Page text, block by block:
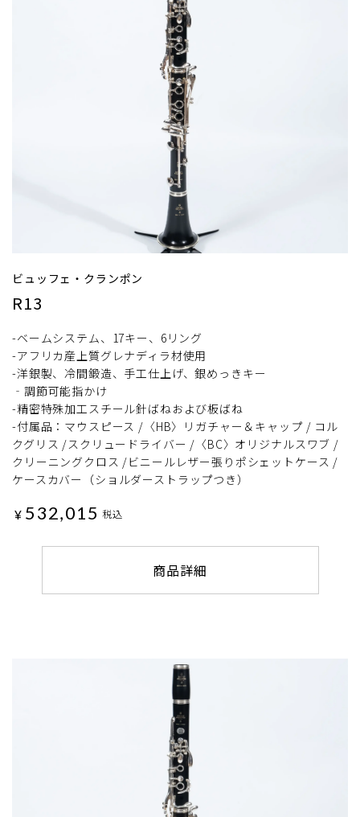
ビュッフェ・クランポン
R13
-ベームシステム、17キー、6リング
-アフリカ産上質グレナディラ材使用
-洋銀製、冷間鍛造、手工仕上げ、銀めっきキー
‐調節可能指かけ
-精密特殊加工スチール針ばねおよび板ばね
-付属品：マウスピース /〈HB〉リガチャー＆キャップ / コル
クグリス /スクリュードライバー /〈BC〉オリジナルスワブ /
クリーニングクロス /ビニールレザー張りポシェットケース /
ケースカバー（ショルダーストラップつき）
¥ 532,015 税込
商品詳細